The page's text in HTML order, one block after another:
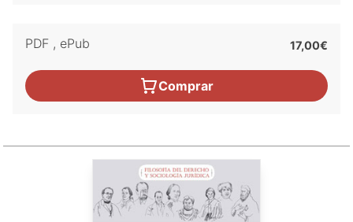
PDF , ePub 17,00€
Comprar